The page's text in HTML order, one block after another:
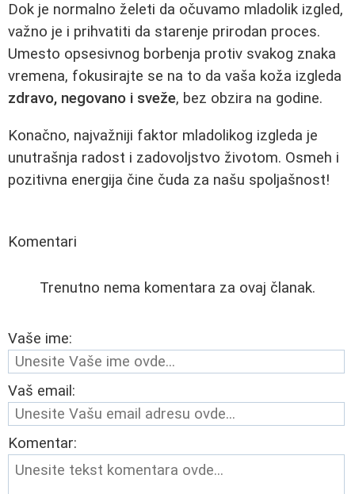
Dok je normalno želeti da očuvamo mladolik izgled,
važno je i prihvatiti da starenje prirodan proces.
Umesto opsesivnog borbenja protiv svakog znaka
vremena, fokusirajte se na to da vaša koža izgleda
zdravo, negovano i sveže, bez obzira na godine.
Konačno, najvažniji faktor mladolikog izgleda je
unutrašnja radost i zadovoljstvo životom. Osmeh i
pozitivna energija čine čuda za našu spoljašnost!
Komentari
Trenutno nema komentara za ovaj članak.
Vaše ime:
Vaš email:
Komentar: